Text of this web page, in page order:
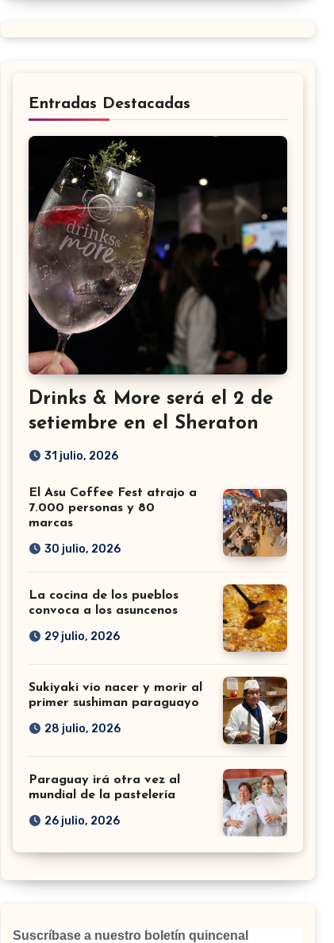
Entradas Destacadas
Drinks & More será el 2 de
setiembre en el Sheraton
31 julio, 2026
El Asu Coffee Fest atrajo a
7.000 personas y 80
marcas
30 julio, 2026
La cocina de los pueblos
convoca a los asuncenos
29 julio, 2026
Sukiyaki vio nacer y morir al
primer sushiman paraguayo
28 julio, 2026
Paraguay irá otra vez al
mundial de la pastelería
26 julio, 2026
Suscríbase a nuestro boletín quincenal